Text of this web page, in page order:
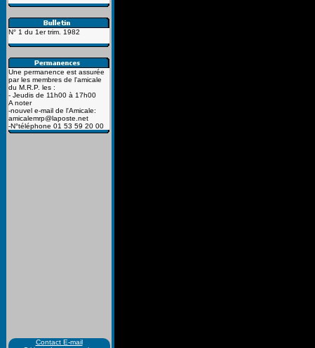
N° 1 du 1er trim. 1982
Une permanence est assurée
par les membres de l'amicale
du M.R.P. les :
- Jeudis de 11h00 à 17h00
A noter
-nouvel e-mail de l'Amicale:
amicalemrp@laposte.net
-N°téléphone 01 53 59 20 00
Contact E-mail